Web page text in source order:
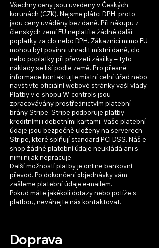
Všechny ceny jsou uvedeny v Českých
korunách (CZK). Nejsme plátci DPH, proto
jsou ceny uváděny bez daně. Při nákupu z
členských zemí EU neplatíte žádné další
poplatky za clo nebo DPH. Zákazníci mimo EU
mohou být povinni uhradit místní daně, clo
nebo poplatky při převzetí zásilky – tyto
náklady se liší podle země. Pro přesné
informace kontaktujte místní celní úřad nebo
navštivte oficiální webové stránky vaší vlády.
Platby v e-shopu W-controls jsou
zpracovávány prostřednictvím platební
brány Stripe. Stripe podporuje platby
kreditními i debetními kartami. Vaše platební
údaje jsou bezpečně uloženy na serverech
Stripe, které splňují standard PCI DSS. Náš e-
shop žádné platební údaje neukládá ani s
nimi nijak nepracuje.
Další možností platby je online bankovní
převod. Po dokončení objednávky vám
zašleme platební údaje e-mailem.
Pokud máte jakékoli dotazy nebo potíže s
platbou, neváhejte nás kontaktovat.
Doprava